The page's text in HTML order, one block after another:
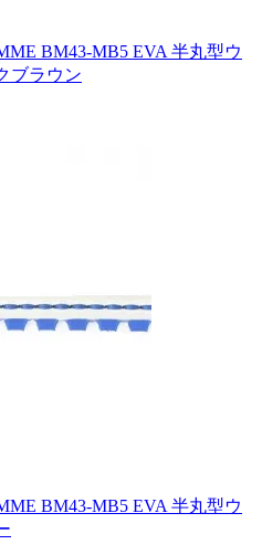
BM43-MB5 EVA 半丸型ウ
ブラウン
BM43-MB5 EVA 半丸型ウ